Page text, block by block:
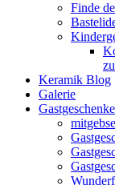
Finde
Keramik Blog
Galerie
Gastgeschenke